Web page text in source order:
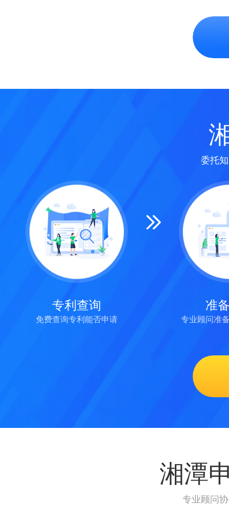
委托
专利查询
免费查询专利能否申请
准
专业顾问准
湘潭
专业顾问